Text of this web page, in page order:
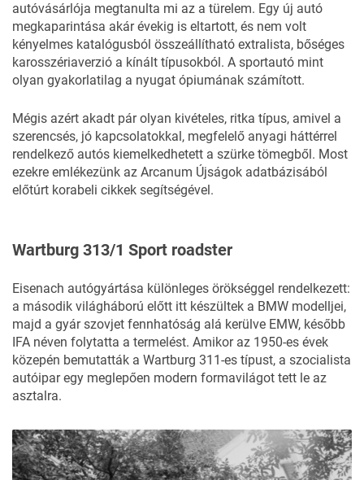
autóvásárlója megtanulta mi az a türelem. Egy új autó
megkaparintása akár évekig is eltartott, és nem volt
kényelmes katalógusból összeállítható extralista, bőséges
karosszériaverzió a kínált típusokból. A sportautó mint
olyan gyakorlatilag a nyugat ópiumának számított.
Mégis azért akadt pár olyan kivételes, ritka típus, amivel a
szerencsés, jó kapcsolatokkal, megfelelő anyagi háttérrel
rendelkező autós kiemelkedhetett a szürke tömegből. Most
ezekre emlékezünk az Arcanum Újságok adatbázisából
előtúrt korabeli cikkek segítségével.
Wartburg 313/1 Sport roadster
Eisenach autógyártása különleges örökséggel rendelkezett:
a második világháború előtt itt készültek a BMW modelljei,
majd a gyár szovjet fennhatóság alá kerülve EMW, később
IFA néven folytatta a termelést. Amikor az 1950-es évek
közepén bemutatták a Wartburg 311-es típust, a szocialista
autóipar egy meglepően modern formavilágot tett le az
asztalra.